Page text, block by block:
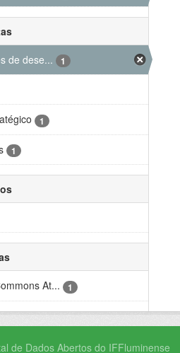
de dese...
1
1
1
At...
1
de Dados Abertos do IFFluminense